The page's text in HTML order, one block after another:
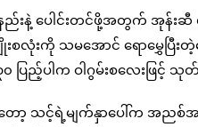
နည်းနဲ့ ပေါင်းတင်ဖို့အတွက် အုန်း
ျိုးစလုံးကို သမအောင် ရောမွှေပြီ
ပြည့်ပါက ဝါဂွမ်းစလေးဖြင့်
ော့ သင့်ရဲ့မျက်နှာပေါ်က အညစ်အ